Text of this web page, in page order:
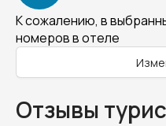
К сожалению, в
номеров в отеле
Отзывы